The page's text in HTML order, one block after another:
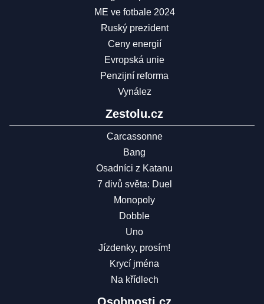
ME ve fotbale 2024
Ruský prezident
Ceny energií
Evropská unie
Penzijní reforma
Vynález
Zestolu.cz
Carcassonne
Bang
Osadníci z Katanu
7 divů světa: Duel
Monopoly
Dobble
Uno
Jízdenky, prosím!
Krycí jména
Na křídlech